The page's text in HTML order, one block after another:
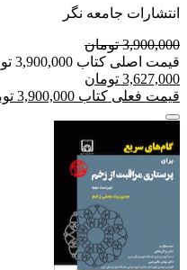
انتشارات جامعه نگر
3,900,000 تومان
قیمت اصلی کتاب 3,900,000 تومان بود
3,627,000 تومان
قیمت فعلی کتاب 3,900,000 تومان است